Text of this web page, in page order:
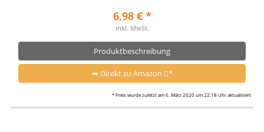
6,98 € *
inkl. MwSt.
Produktbeschreibung
➥ Direkt zu Amazon *
* Preis wurde zuletzt am 6. März 2020 um 22:18 Uhr aktualisiert